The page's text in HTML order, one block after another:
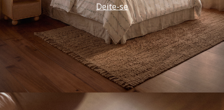
Deite-se